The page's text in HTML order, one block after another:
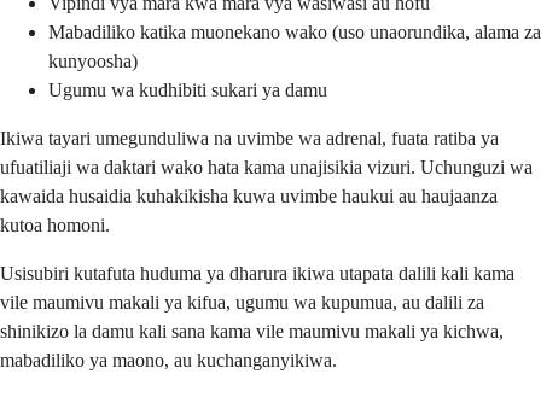
Mabadiliko katika muonekano wako (uso unaorundika, alama za
kunyoosha)
Ugumu wa kudhibiti sukari ya damu
Ikiwa tayari umegunduliwa na uvimbe wa adrenal, fuata ratiba ya
ufuatiliaji wa daktari wako hata kama unajisikia vizuri. Uchunguzi wa
kawaida husaidia kuhakikisha kuwa uvimbe haukui au haujaanza
kutoa homoni.
Usisubiri kutafuta huduma ya dharura ikiwa utapata dalili kali kama
vile maumivu makali ya kifua, ugumu wa kupumua, au dalili za
shinikizo la damu kali sana kama vile maumivu makali ya kichwa,
mabadiliko ya maono, au kuchanganyikiwa.